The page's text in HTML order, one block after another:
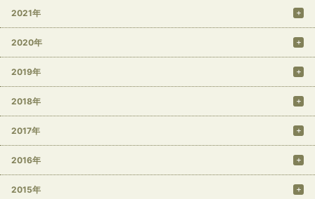
2021年
2020年
2019年
2018年
2017年
2016年
2015年